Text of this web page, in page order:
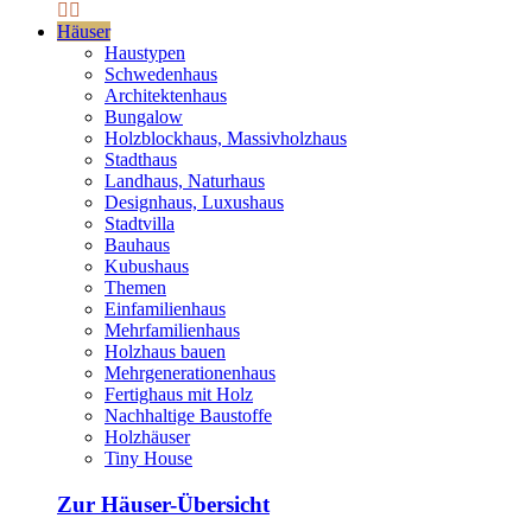
Häuser
Haustypen
Schwedenhaus
Architektenhaus
Bungalow
Holzblockhaus, Massivholzhaus
Stadthaus
Landhaus, Naturhaus
Designhaus, Luxushaus
Stadtvilla
Bauhaus
Kubushaus
Themen
Einfamilienhaus
Mehrfamilienhaus
Holzhaus bauen
Mehrgenerationenhaus
Fertighaus mit Holz
Nachhaltige Baustoffe
Holzhäuser
Tiny House
Zur Häuser-Übersicht